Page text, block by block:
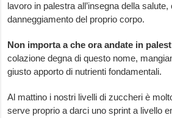
lavoro in palestra all’insegna della salute,
danneggiamento del proprio corpo.
Non importa a che ora andate in
colazione degna di questo nome,
giusto apporto di nutrienti fondamentali.
Al mattino i nostri livelli di zuccheri è
serve proprio a darci uno sprint a livello